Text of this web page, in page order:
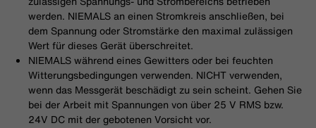
werden. NIEMALS an einen Stromkreis anschließen, bei
dem Spannung oder Stromstärke den maximal zulässigen
Wert für dieses Gerät überschreitet.
NIEMALS während eines Gewitters oder bei feuchten
Witterungsbedingungen verwenden. NICHT verwenden,
wenn das Messgerät beschädigt zu sein scheint. Gehen Sie
bei der Arbeit mit Spannungen von über 25 V RMS bzw.
24V DC mit der gebotenen Vorsicht vor.